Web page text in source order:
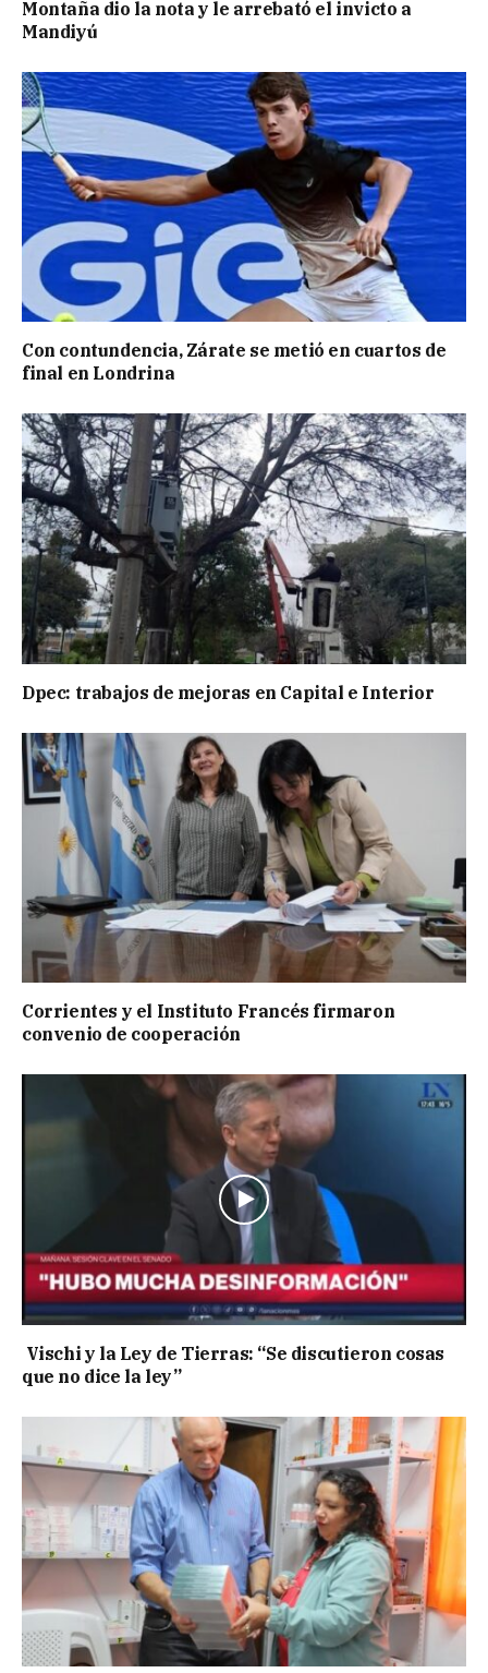
Montaña dio la nota y le arrebató el invicto a
Mandiyú
Con contundencia, Zárate se metió en cuartos de
final en Londrina
Dpec: trabajos de mejoras en Capital e Interior
Corrientes y el Instituto Francés firmaron
convenio de cooperación
Vischi y la Ley de Tierras: “Se discutieron cosas
que no dice la ley”